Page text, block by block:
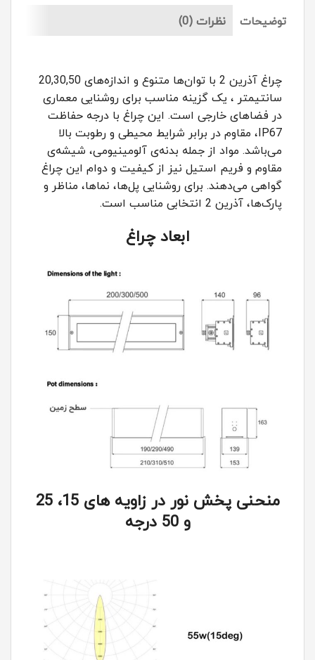
توضیحات نظرات (0)
چراغ آذرین 2 با توان‌ها متنوع و اندازه‌های 20,30,50
سانتیمتر ، یک گزینه مناسب برای روشنایی معماری
در فضاهای خارجی است. این چراغ با درجه حفاظت
IP67، مقاوم در برابر شرایط محیطی و رطوبت بالا
می‌باشد. مواد از جمله بدنه‌ی آلومینیومی، شیشه‌ی
مقاوم و فریم استیل نیز از کیفیت و دوام این چراغ
گواهی می‌دهند. برای روشنایی پل‌ها، نماها، مناظر و
پارک‌ها، آذرین 2 انتخابی مناسب است.
ابعاد چراغ
منحنی پخش نور در زاویه های 15، 25
و 50 درجه